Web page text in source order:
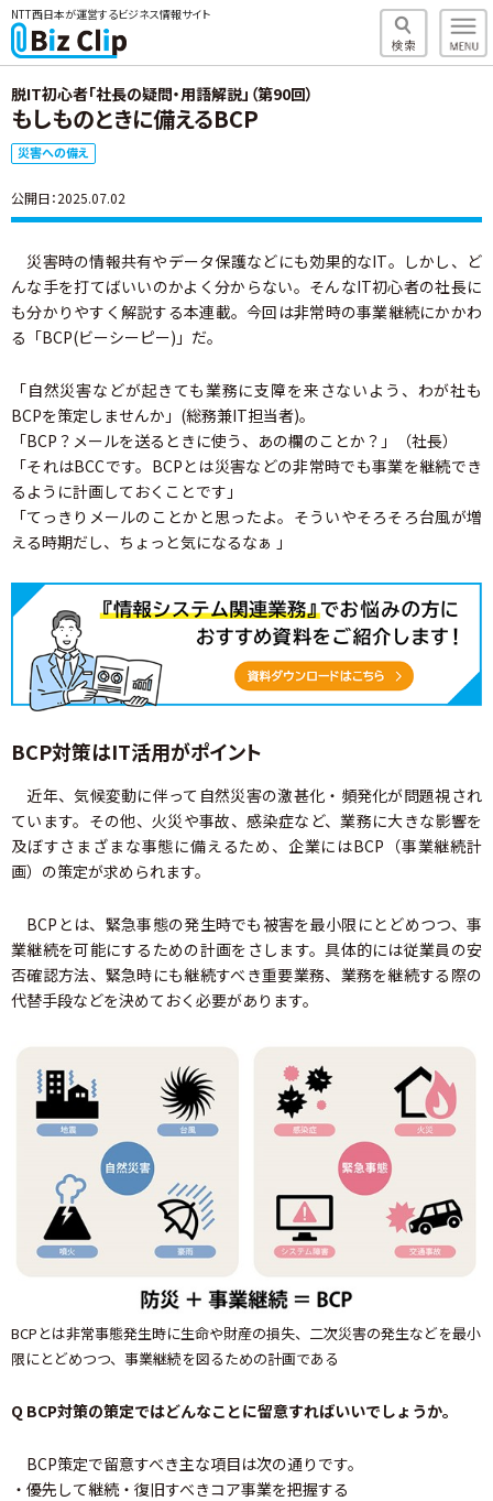
NTT西日本が運営するビジネス情報サイト
脱IT初心者「社長の疑問・用語解説」（第90回）
もしものときに備えるBCP
災害への備え
公開日：2025.07.02
災害時の情報共有やデータ保護などにも効果的なIT。しかし、ど
んな手を打てばいいのかよく分からない。そんなIT初心者の社長に
も分かりやすく解説する本連載。今回は非常時の事業継続にかかわ
る「BCP(ビーシーピー)」だ。
「自然災害などが起きても業務に支障を来さないよう、わが社も
BCPを策定しませんか」(総務兼IT担当者)。
「BCP？メールを送るときに使う、あの欄のことか？」（社長）
「それはBCCです。BCPとは災害などの非常時でも事業を継続でき
るように計画しておくことです」
「てっきりメールのことかと思ったよ。そういやそろそろ台風が増
える時期だし、ちょっと気になるなぁ 」
BCP対策はIT活用がポイント
近年、気候変動に伴って自然災害の激甚化・頻発化が問題視され
ています。その他、火災や事故、感染症など、業務に大きな影響を
及ぼすさまざまな事態に備えるため、企業にはBCP（事業継続計
画）の策定が求められます。
BCPとは、緊急事態の発生時でも被害を最小限にとどめつつ、事
業継続を可能にするための計画をさします。具体的には従業員の安
否確認方法、緊急時にも継続すべき重要業務、業務を継続する際の
代替手段などを決めておく必要があります。
BCPとは非常事態発生時に生命や財産の損失、二次災害の発生などを最小
限にとどめつつ、事業継続を図るための計画である
Q BCP対策の策定ではどんなことに留意すればいいでしょうか。
BCP策定で留意すべき主な項目は次の通りです。
・優先して継続・復旧すべきコア事業を把握する